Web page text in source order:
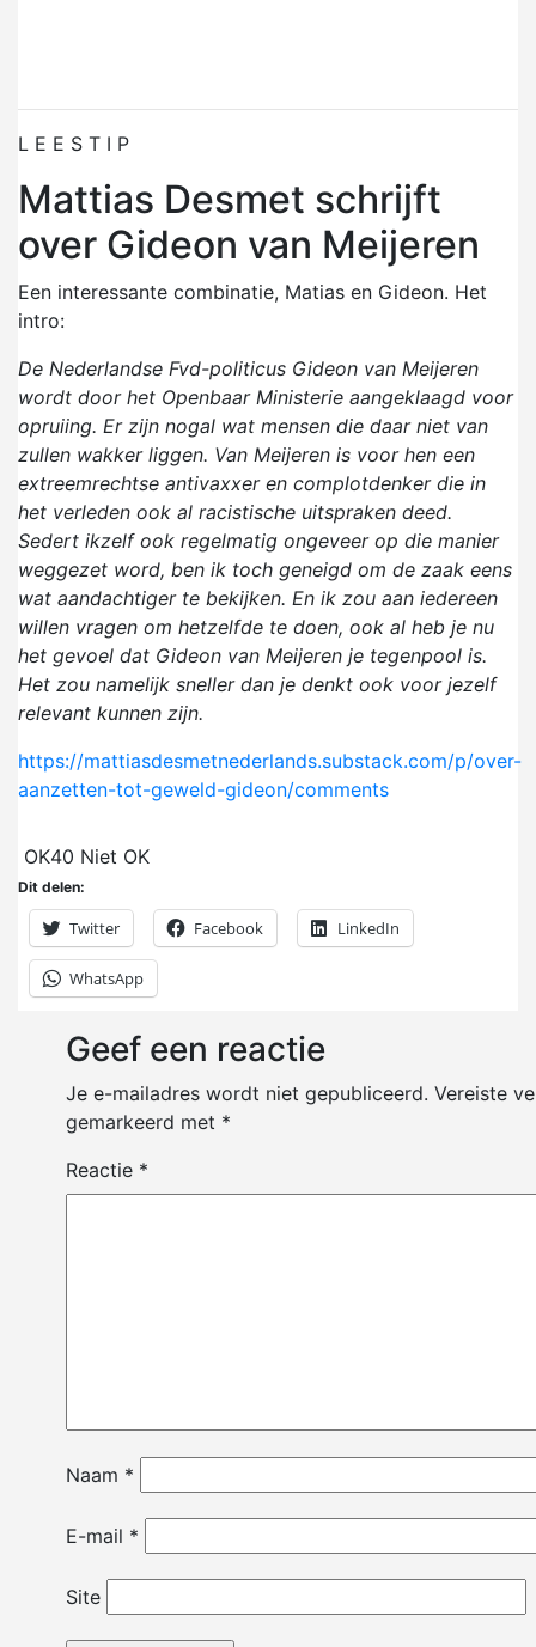
L E E S T I P
Mattias Desmet schrijft
over Gideon van Meijeren
Een interessante combinatie, Matias en Gideon. Het
intro:
De Nederlandse Fvd-politicus Gideon van Meijeren
wordt door het Openbaar Ministerie aangeklaagd voor
opruiing. Er zijn nogal wat mensen die daar niet van
zullen wakker liggen. Van Meijeren is voor hen een
extreemrechtse antivaxxer en complotdenker die in
het verleden ook al racistische uitspraken deed.
Sedert ikzelf ook regelmatig ongeveer op die manier
weggezet word, ben ik toch geneigd om de zaak eens
wat aandachtiger te bekijken. En ik zou aan iedereen
willen vragen om hetzelfde te doen, ook al heb je nu
het gevoel dat Gideon van Meijeren je tegenpool is.
Het zou namelijk sneller dan je denkt ook voor jezelf
relevant kunnen zijn.
https://mattiasdesmetnederlands.substack.com/p/over-
aanzetten-tot-geweld-gideon/comments
OK40 Niet OK
Dit delen:
Twitter Facebook LinkedIn
WhatsApp
Geef een reactie
Je e-mailadres wordt niet gepubliceerd. Vereiste
gemarkeerd met *
Reactie *
Naam *
E-mail *
Site